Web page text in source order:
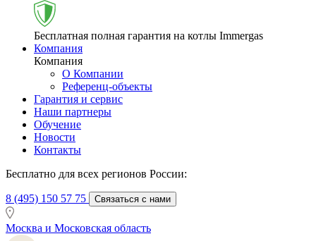
Бесплатная полная гарантия на котлы Immergas
Компания
Компания
О Компании
Референц-объекты
Гарантия и сервис
Наши партнеры
Обучение
Новости
Контакты
Бесплатно для всех регионов России:
8 (495) 150 57 75 Связаться с нами
Москва и Московская область